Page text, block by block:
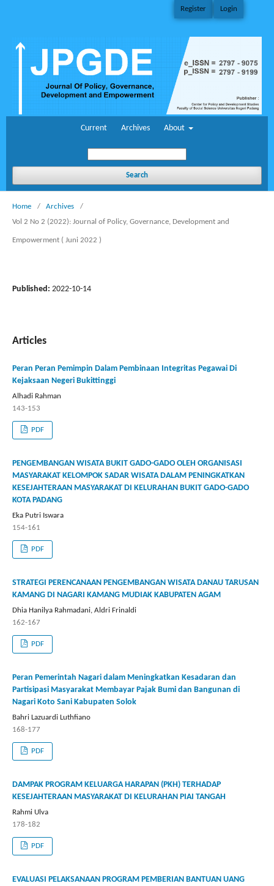
Current Archives About
Search
Register Login
Home / Archives
/
Vol 2 No 2 (2022): Journal of Policy, Governance, Development and
Empowerment ( Juni 2022 )
Published: 2022-10-14
Articles
Peran Peran Pemimpin Dalam Pembinaan Integritas Pegawai Di
Kejaksaan Negeri Bukittinggi
Alhadi Rahman
143-153
PDF
PENGEMBANGAN WISATA BUKIT GADO-GADO OLEH ORGANISASI
MASYARAKAT KELOMPOK SADAR WISATA DALAM PENINGKATKAN
KESEJAHTERAAN MASYARAKAT DI KELURAHAN BUKIT GADO-GADO
KOTA PADANG
Eka Putri Iswara
154-161
PDF
STRATEGI PERENCANAAN PENGEMBANGAN WISATA DANAU TARUSAN
KAMANG DI NAGARI KAMANG MUDIAK KABUPATEN AGAM
Dhia Hanilya Rahmadani, Aldri Frinaldi
162-167
PDF
Peran Pemerintah Nagari dalam Meningkatkan Kesadaran dan
Partisipasi Masyarakat Membayar Pajak Bumi dan Bangunan di
Nagari Koto Sani Kabupaten Solok
Bahri Lazuardi Luthfiano
168-177
PDF
DAMPAK PROGRAM KELUARGA HARAPAN (PKH) TERHADAP
KESEJAHTERAAN MASYARAKAT DI KELURAHAN PIAI TANGAH
Rahmi Ulva
178-182
PDF
EVALUASI PELAKSANAAN PROGRAM PEMBERIAN BANTUAN UANG